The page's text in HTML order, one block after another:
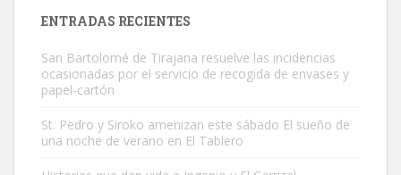
Busco adopción responsable para mi perra. Pastor alemán,
ENTRADAS RECIENTES
San Bartolomé de Tirajana resuelve las incidencias
ocasionadas por el servicio de recogida de envases y
papel-cartón
St. Pedro y Siroko amenizan este sábado El sueño de
una noche de verano en El Tablero